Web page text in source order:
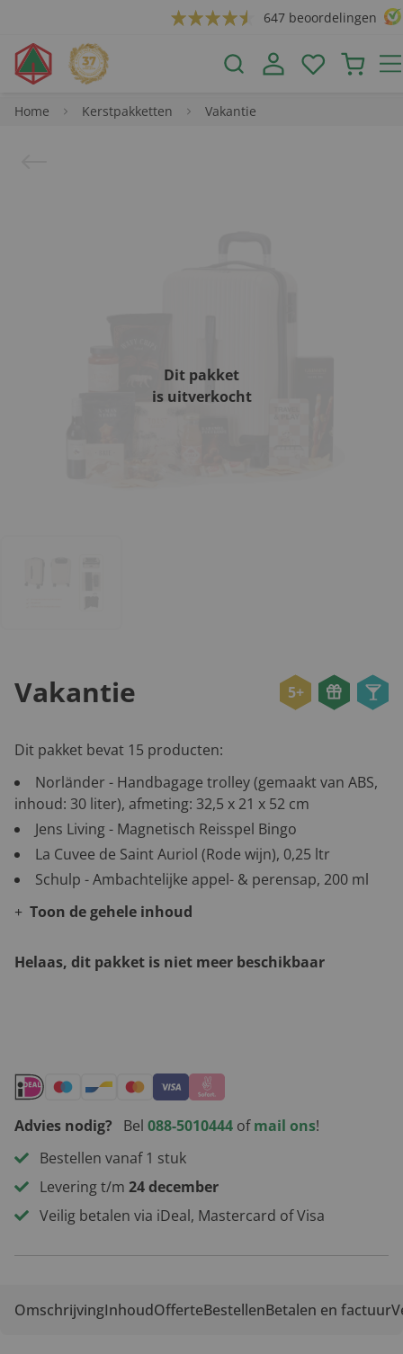
647 beoordelingen
Home Kerstpakketten Vakantie
Dit pakket
is uitverkocht
Vakantie 5+
Dit pakket bevat 15 producten:
Norländer - Handbagage trolley (gemaakt van ABS,
inhoud: 30 liter), afmeting: 32,5 x 21 x 52 cm
Jens Living - Magnetisch Reisspel Bingo
La Cuvee de Saint Auriol (Rode wijn), 0,25 ltr
Schulp - Ambachtelijke appel- & perensap, 200 ml
Toon de gehele inhoud
Helaas, dit pakket is niet meer beschikbaar
Advies nodig? Bel 088-5010444 ofmail ons!
Bestellen vanaf 1 stuk
Levering t/m 24 december
Veilig betalen via iDeal, Mastercard of Visa
OmschrijvingInhoudOfferteBestellenBetalen en factuur